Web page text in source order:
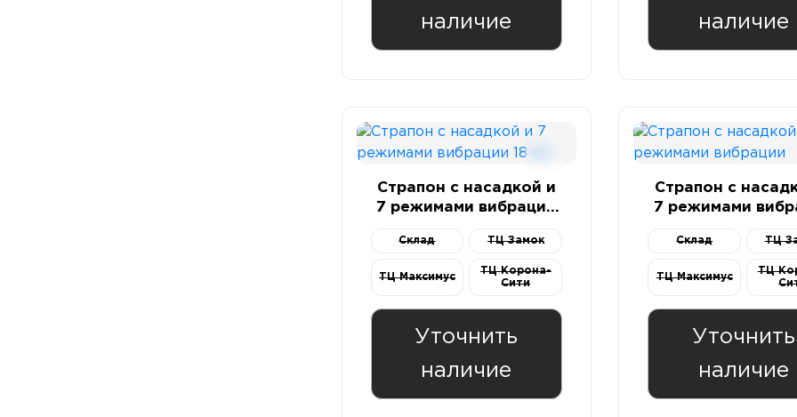
наличие
наличие
Страпон с насадкой и
7 режимами вибрации
Склад ТЦ Замок
ТЦ Максимус
ТЦ Корона-
Сити
Уточнить
наличие
Страпон с
7 режимами
Склад ТЦ
ТЦ Максимус
ТЦ
Уточнить
наличие